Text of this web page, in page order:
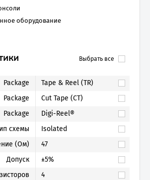
Выбрать все
Package
Tape & Reel (TR)
Package
Cut Tape (CT)
Package
Digi-Reel®
схемы
Isolated
(Ом)
47
Допуск
±5%
4
оборудование